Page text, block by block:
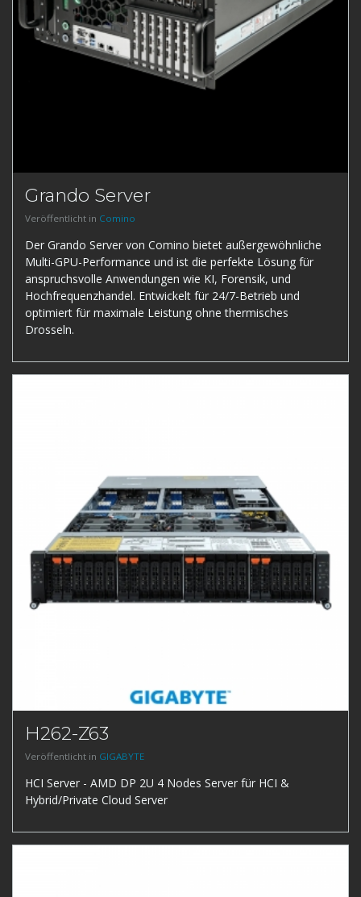
Grando Server
Veröffentlicht in Comino
Der Grando Server von Comino bietet außergewöhnliche
Multi-GPU-Performance und ist die perfekte Lösung für
anspruchsvolle Anwendungen wie KI, Forensik, und
Hochfrequenzhandel. Entwickelt für 24/7-Betrieb und
optimiert für maximale Leistung ohne thermisches
Drosseln.
H262-Z63
Veröffentlicht in GIGABYTE
HCI Server - AMD DP 2U 4 Nodes Server für HCI &
Hybrid/Private Cloud Server